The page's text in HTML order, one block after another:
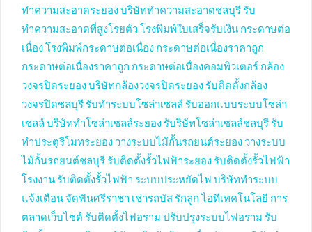
ทำความสะอาดระยองบริษัททำความสะอาดชลบุรี รับ
ทำความสะอาดที่สูงโรยตัว โรงพิมพ์ใบเสร็จรับเงิน กระดาษต่อ
เนื่อง โรงพิมพ์กระดาษต่อเนื่อง กระดาษต่อเนื่องราคาถูก
กระดาษต่อเนื่องราคาถูก กระดาษต่อเนื่องคอมพิวเตอร์ กล้อง
วงจรปิดระยองบริษัทกล้องวงจรปิดระยอง รับติดตั้งกล้อง
วงจรปิดชลบุรี รับทำระบบโซล่าเซลล์ รับออกแบบระบบโซล่า
เซลล์ บริษัททำโซล่าเซลล์ระยอง รับริษัทโซล่าเซลล์ชลบุรี รับ
ทำประตูรีโมทระยอง วางระบบไม้กั้นรถยนต์ระยอง วางระบบ
ไม้กั้นรถยนต์ชลบุรี รับติดตั้งรั้วไฟฟ้าระยอง รับติดตั้งรั้วไฟฟ้า
โรงงาน รับติดตั้งรั้วไฟฟ้า ระบบประหยัดไฟ บริษัททำระบบ
แจ้งเตือน จัดฟันศรีราชา เช่ารถบัส รักลูก ไอทีเทคโนโลยี การ
ตลาดเว็บไซต์ รับติดตั้งไฟอราม ปรับปรุงระบบไฟอราม รับ